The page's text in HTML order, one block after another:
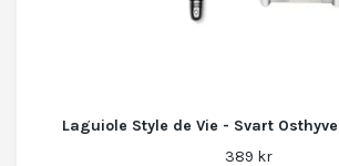
Laguiole Style de Vie - Svart
389 kr